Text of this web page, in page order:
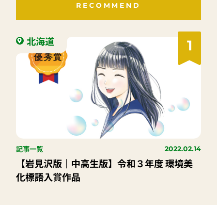
RECOMMEND
1
北海道
記事一覧 2022.02.14
【岩見沢版｜中高生版】令和３年度 環境美
化標語入賞作品